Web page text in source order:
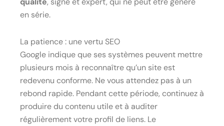
en série.
La patience : une vertu SEO
Google indique que ses systèmes peuvent mettre
plusieurs mois à reconnaître qu’un site est
redevenu conforme. Ne vous attendez pas à un
rebond rapide. Pendant cette période, continuez à
produire du contenu utile et à auditer
régulièrement votre profil de liens. Le